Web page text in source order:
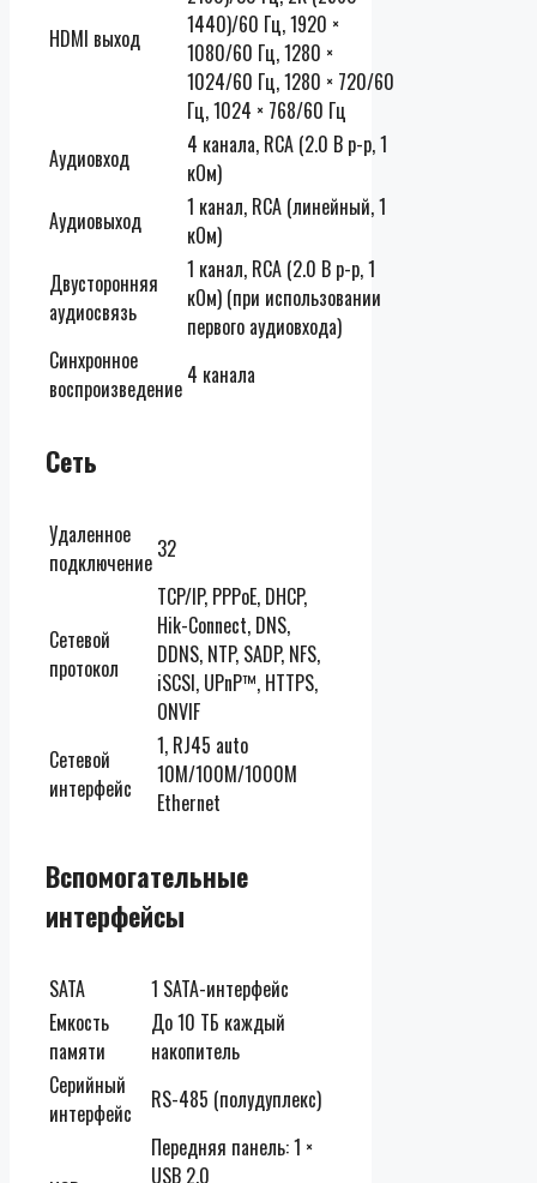
HDMI выход
1440)/60 Гц, 1920 ×
1080/60 Гц, 1280 ×
1024/60 Гц, 1280 × 720/60
Гц, 1024 × 768/60 Гц
Аудиовход
4 канала, RCA (2.0 В p-p, 1
кОм)
Аудиовыход
1 канал, RCA (линейный, 1
кОм)
Двусторонняя
аудиосвязь
1 канал, RCA (2.0 В p-p, 1
кОм) (при использовании
первого аудиовхода)
Синхронное
воспроизведение 4 канала
Сеть
Удаленное
подключение 32
Сетевой
протокол
TCP/IP, PPPoE, DHCP,
Hik-Connect, DNS,
DDNS, NTP, SADP, NFS,
iSCSI, UPnP™, HTTPS,
ONVIF
Сетевой
интерфейс
1, RJ45 auto
10M/100M/1000M
Ethernet
Вспомогательные
интерфейсы
SATA
1 SATA-интерфейс
Емкость
памяти
До 10 ТБ каждый
накопитель
Серийный
интерфейс
RS-485 (полудуплекс)
Передняя панель: 1 ×
USB 2.0